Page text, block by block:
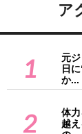
ア
1
元
日
か...
2
体
越